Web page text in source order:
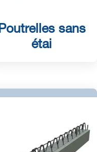
Poutrelles sans
étai